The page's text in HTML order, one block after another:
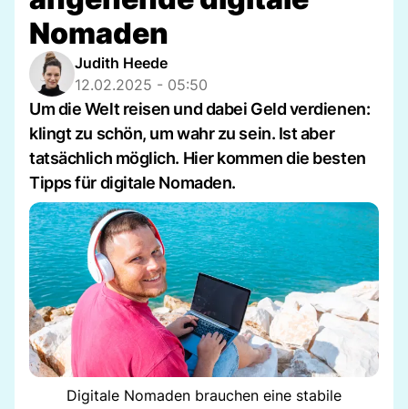
Nomaden
Judith Heede
12.02.2025 - 05:50
Um die Welt reisen und dabei Geld verdienen:
klingt zu schön, um wahr zu sein. Ist aber
tatsächlich möglich. Hier kommen die besten
Tipps für digitale Nomaden.
Digitale Nomaden brauchen eine stabile